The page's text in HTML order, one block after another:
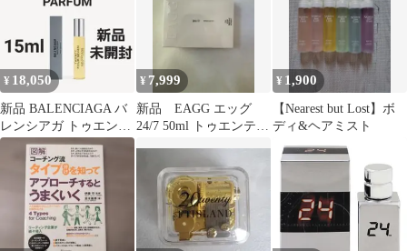
¥ 18,050
新品 BALENCIAGA バ
レンシアガ トゥエンテ
ィーフォーセブン 香水
¥ 7,999
新品 EAGG エッグ
24/7 50ml トゥエンティ
¥ 1,900
【Nearest but Lost】ボ
ディ&ヘアミスト